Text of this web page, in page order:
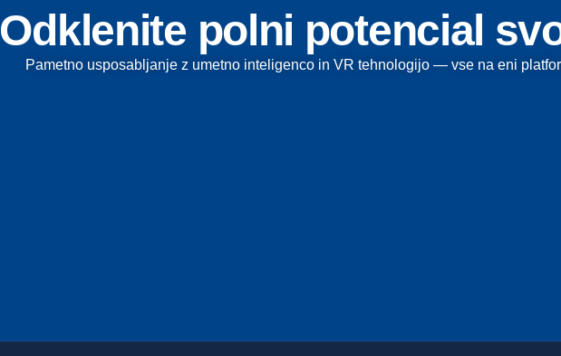
Odklenite polni potencial
Pametno usposabljanje z umetno inteligenco in VR tehnologijo — vse na eni